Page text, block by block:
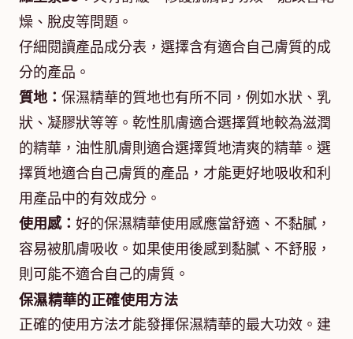
燥、脫皮等問題。
仔細閱讀產品成分表，選擇含有適合自己膚質的成
分的產品。
質地： 保濕精華的質地也有所不同，例如水狀、乳
狀、凝膠狀等等。乾性肌膚適合選擇質地較為滋潤
的精華，油性肌膚則適合選擇質地清爽的精華。選
擇質地適合自己膚質的產品，才能更好地吸收和利
用產品中的有效成分。
使用感： 好的保濕精華使用感應當舒適、不黏膩，
容易被肌膚吸收。如果使用後感到黏膩、不舒服，
則可能不適合自己的膚質。
保濕精華的正確使用方法
正確的使用方法才能發揮保濕精華的最大功效。建